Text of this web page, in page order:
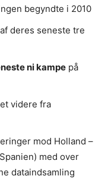
begyndte i 2010
deres seneste tre
ni kampe på
videre fra
mod Holland –
med over
dataindsamling